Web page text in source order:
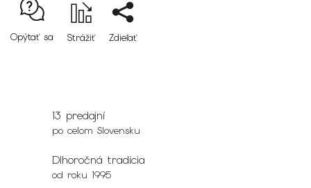
Opýtať sa Strážiť Zdieľať
13 predajní
po celom Slovensku
Dlhoročná tradícia
od roku 1995